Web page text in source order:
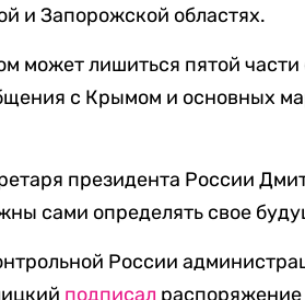
и Запорожской областях.
может лишиться пятой
с Крымом и основных
президента России
сами определять свое
России
подписал